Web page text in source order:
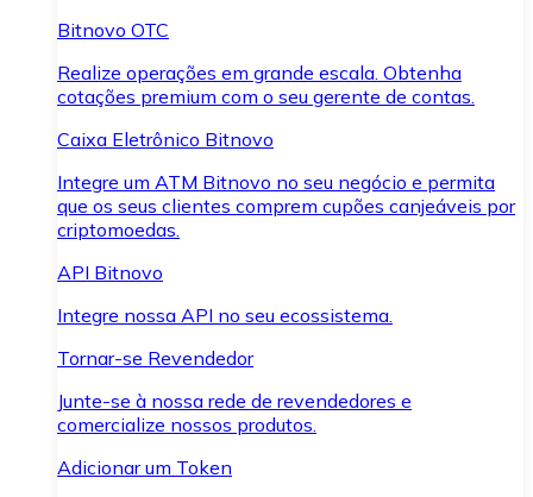
Bitnovo OTC
Realize operações em grande escala. Obtenha
cotações premium com o seu gerente de contas.
Caixa Eletrônico Bitnovo
Integre um ATM Bitnovo no seu negócio e permita
que os seus clientes comprem cupões canjeáveis por
criptomoedas.
API Bitnovo
Integre nossa API no seu ecossistema.
Tornar-se Revendedor
Junte-se à nossa rede de revendedores e
comercialize nossos produtos.
Adicionar um Token